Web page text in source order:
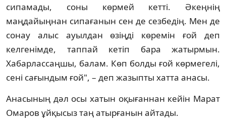
сипамады, соны көрмей кетті. Әкеңнің
маңдайыңнан сипағанын сен де сезбедің. Мен де
сонау алыс ауылдан өзіңді көремін ғой деп
келгенімде, таппай кетіп бара жатырмын.
Хабарлассаңшы, балам. Көп болды ғой көрмегелі,
сені сағындым ғой", – деп жазыпты хатта анасы.
Анасының дәл осы хатын оқығаннан кейін Марат
Омаров ұйқысыз таң атырғанын айтады.